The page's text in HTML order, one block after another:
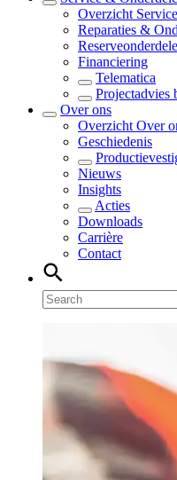
Overzicht
Reparaties &
Financiering
Telematica
Projectadvies
Over ons
Overzicht Over
Geschiedenis
Nieuws
Insights
Acties
Downloads
Carrière
Contact